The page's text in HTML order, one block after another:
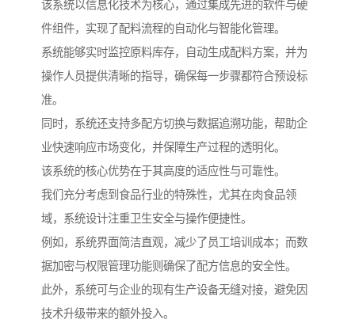
该系统以信息化技术为核心，通过集成先进的软件与硬
件组件，实现了配料流程的自动化与智能化管理。
系统能够实时监控原料库存，自动生成配料方案，并为
操作人员提供清晰的指导，确保每一步骤都符合预设标
准。
同时，系统还支持多配方切换与数据追溯功能，帮助企
业快速响应市场变化，并保障生产过程的透明化。
该系统的核心优势在于其高度的适应性与可靠性。
我们充分考虑到食品行业的特殊性，尤其在肉食品领
域，系统设计注重卫生安全与操作便捷性。
例如，系统界面简洁直观，减少了员工培训成本；而数
据加密与权限管理功能则确保了配方信息的安全性。
此外，系统可与企业的现有生产设备无缝对接，避免因
技术升级带来的额外投入。